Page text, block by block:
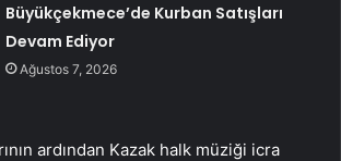
Büyükçekmece’de Kurban Satışları
Devam Ediyor
Ağustos 7, 2026
ardından Kazak halk müziği icra